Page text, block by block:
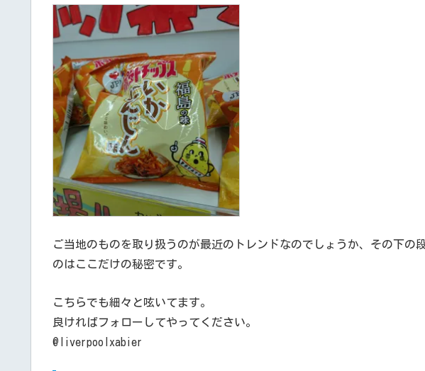
ご当地のものを取り扱うのが最近のトレンドなのでしょうか、その下の
のはここだけの秘密です。
こちらでも細々と呟いてます。
良ければフォローしてやってください。
@liverpoolxabier